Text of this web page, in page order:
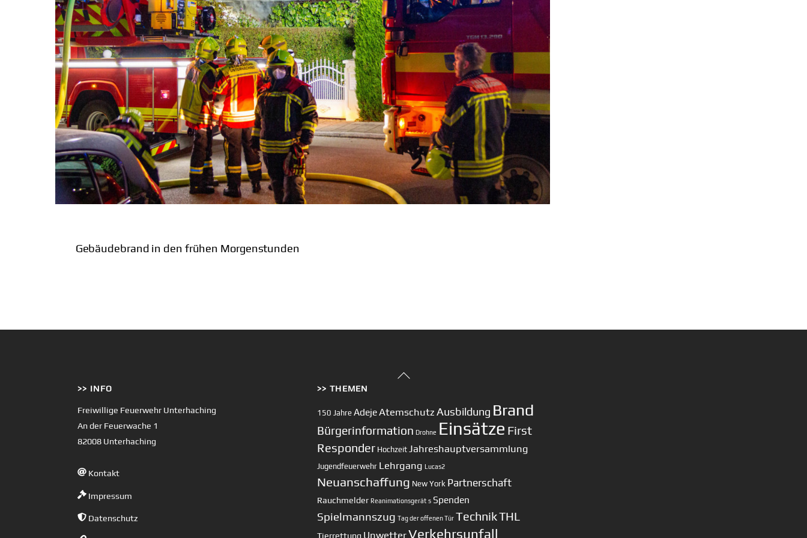
Gebäudebrand in den frühen Morgenstunden
Back
>> INFO
Freiwillige Feuerwehr Unterhaching
An der Feuerwache 1
82008 Unterhaching
Kontakt
Impressum
Datenschutz
>> THEMEN
150 Jahre AdejeAtemschutz Ausbildung Brand
Bürgerinformation Drohne Einsätze First
Responder Hochzeit Jahreshauptversammlung
Jugendfeuerwehr Lehrgang Lucas2
Neuanschaffung New York Partnerschaft
Rauchmelder Reanimationsgerät s Spenden
Spielmannszug Tag der offenen Tür TechnikTHL
Tierrettung UnwetterVerkehrsunfall